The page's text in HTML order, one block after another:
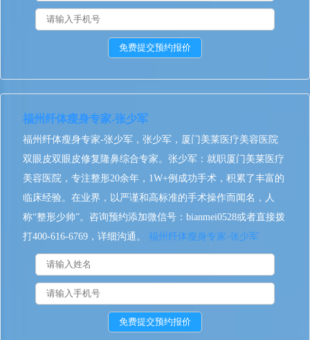
福州纤体瘦身专家-张少军
福州纤体瘦身专家-张少军，张少军，厦门美莱医疗美容医院
双眼皮双眼皮修复隆鼻综合专家。张少军：就职厦门美莱医疗
美容医院，专注整形20余年，1W+例成功手术，积累了丰富的
临床经验。在业界，以严谨和高标准的手术操作而闻名，人
称“整形少帅”。咨询预约添加微信号：bianmei0528或者直接拨
打400-616-6769，详细沟通。 福州纤体瘦身专家-张少军